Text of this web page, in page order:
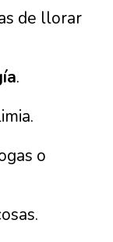
de llorar
.
o